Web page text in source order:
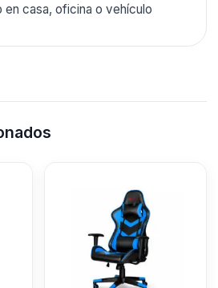
en casa, oficina o vehículo